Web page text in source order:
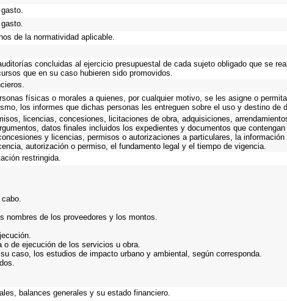
de la normatividad aplicable.
concluidas al ejercicio presupuestal de cada sujeto obligado que se
que en su caso hubieren sido promovidos.
físicas o morales a quienes, por cualquier motivo, se les asigne o
los informes que dichas personas les entreguen sobre el uso y destino de
licencias, concesiones, licitaciones de obra, adquisiciones,
datos finales incluidos los expedientes y documentos que
y licencias, permisos o autorizaciones a particulares, la
autorización o permiso, el fundamento legal y el tiempo de vigencia.
restringida.
nombres de los proveedores y los montos.
de ejecución de los servicios u obra.
caso, los estudios de impacto urbano y ambiental, según corresponda.
balances generales y su estado financiero.